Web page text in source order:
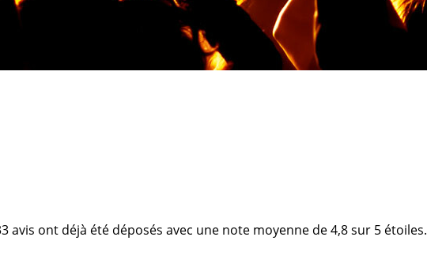
ont déjà été déposés avec une note moyenne de 4,8 sur 5 étoiles.